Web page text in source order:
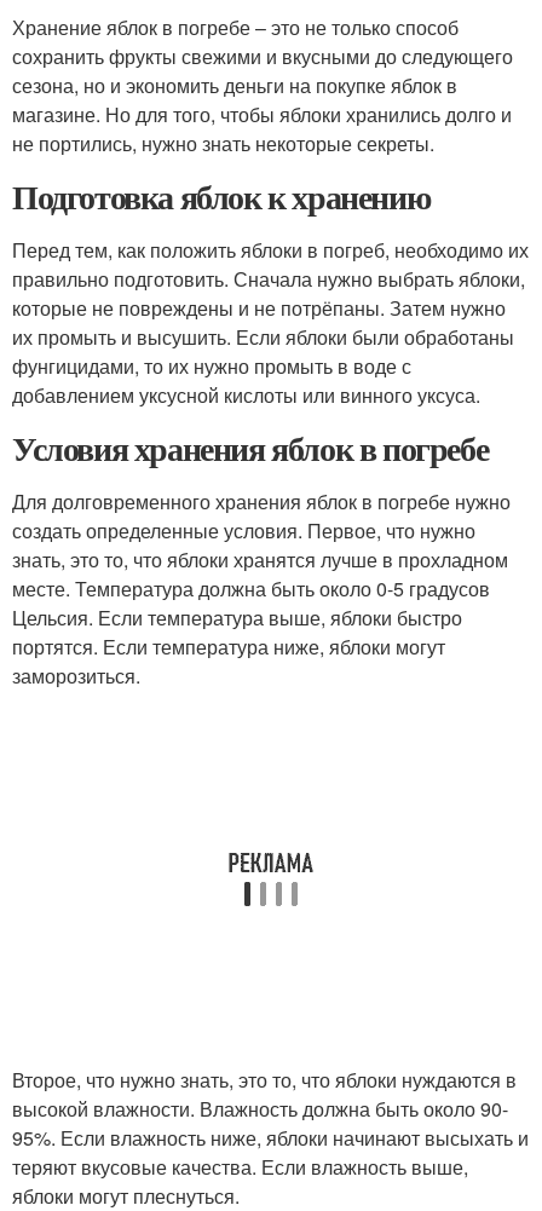
Хранение яблок в погребе – это не только способ
сохранить фрукты свежими и вкусными до следующего
сезона, но и экономить деньги на покупке яблок в
магазине. Но для того, чтобы яблоки хранились долго и
не портились, нужно знать некоторые секреты.
Подготовка яблок к хранению
Перед тем, как положить яблоки в погреб, необходимо их
правильно подготовить. Сначала нужно выбрать яблоки,
которые не повреждены и не потрёпаны. Затем нужно
их промыть и высушить. Если яблоки были обработаны
фунгицидами, то их нужно промыть в воде с
добавлением уксусной кислоты или винного уксуса.
Условия хранения яблок в погребе
Для долговременного хранения яблок в погребе нужно
создать определенные условия. Первое, что нужно
знать, это то, что яблоки хранятся лучше в прохладном
месте. Температура должна быть около 0-5 градусов
Цельсия. Если температура выше, яблоки быстро
портятся. Если температура ниже, яблоки могут
заморозиться.
Второе, что нужно знать, это то, что яблоки нуждаются в
высокой влажности. Влажность должна быть около 90-
95%. Если влажность ниже, яблоки начинают высыхать и
теряют вкусовые качества. Если влажность выше,
яблоки могут плеснуться.